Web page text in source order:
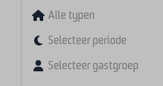
Alle typen
Selecteer periode
Selecteer gastgroep